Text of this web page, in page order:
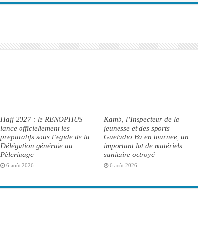
Hajj 2027 : le RENOPHUS
lance officiellement les
préparatifs sous l’égide de la
Délégation générale au
Pèlerinage
6 août 2026
Kamb, l’Inspecteur de la
jeunesse et des sports
Guéladio Ba en tournée, un
important lot de matériels
sanitaire octroyé
6 août 2026